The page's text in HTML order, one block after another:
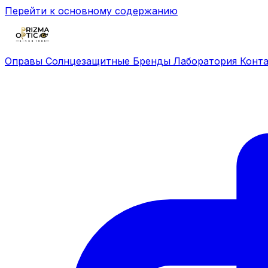
Перейти к основному содержанию
Оправы Солнцезащитные Бренды Лаборатория